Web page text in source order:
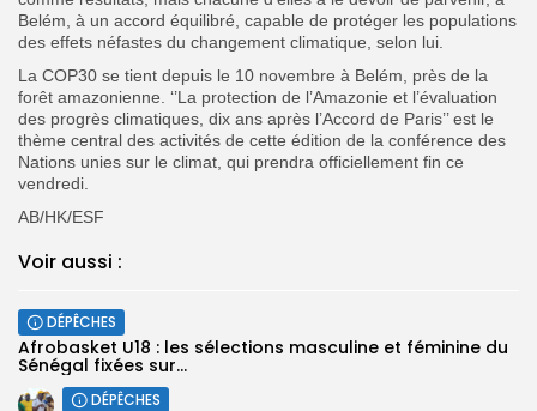
Belém, à un accord équilibré, capable de protéger les populations
des effets néfastes du changement climatique, selon lui.
La COP30 se tient depuis le 10 novembre à Belém, près de la
forêt amazonienne. ‘’La protection de l’Amazonie et l’évaluation
des progrès climatiques, dix ans après l’Accord de Paris’’ est le
thème central des activités de cette édition de la conférence des
Nations unies sur le climat, qui prendra officiellement fin ce
vendredi.
AB/HK/ESF
Voir aussi :
DÉPÊCHES
‎Afrobasket U18 : les sélections masculine et féminine du
Sénégal fixées sur...
DÉPÊCHES